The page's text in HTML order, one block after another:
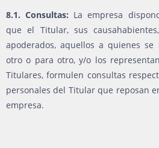
8.1. Consultas: La empresa
que el Titular, sus
apoderados, aquellos a quienes
otro o para otro, y/o los
Titulares, formulen consultas
personales del Titular que reposan
empresa.